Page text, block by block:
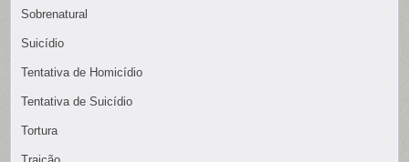
Sobrenatural
Suicídio
Tentativa de Homicídio
Tentativa de Suicídio
Tortura